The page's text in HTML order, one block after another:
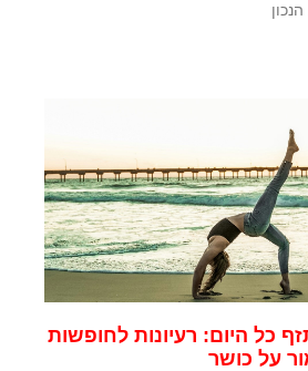
כל היום: רעיונות לחופשות
על כושר